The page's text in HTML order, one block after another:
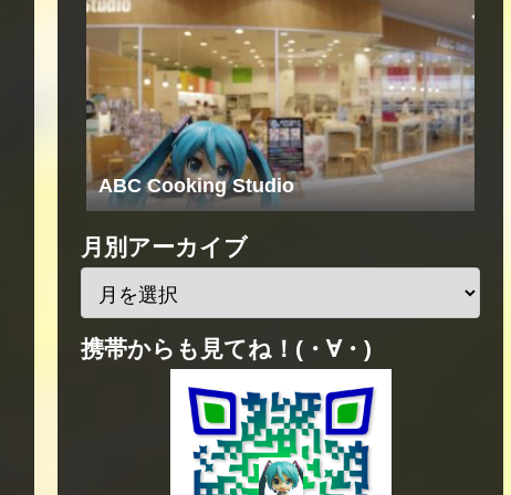
ABC Cooking Studio
月別アーカイブ
携帯からも見てね！(・∀・)